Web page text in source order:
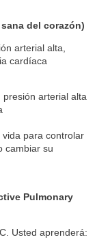
del corazón)
arterial alta,
cardíaca
presión arterial alta
para controlar
cambiar su
Pulmonary
Usted aprenderá: